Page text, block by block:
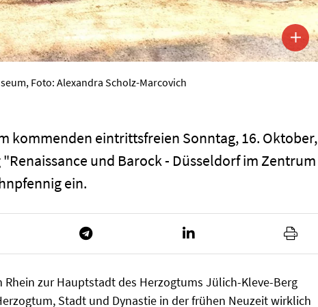
Foto: Alexandra Scholz-Marcovich
kommenden eintrittsfreien Sonntag, 16. Oktober,
und Barock - Düsseldorf im Zentrum
ein.
zur Hauptstadt des Herzogtums Jülich-Kleve-Berg
Stadt und Dynastie in der frühen Neuzeit wirklich